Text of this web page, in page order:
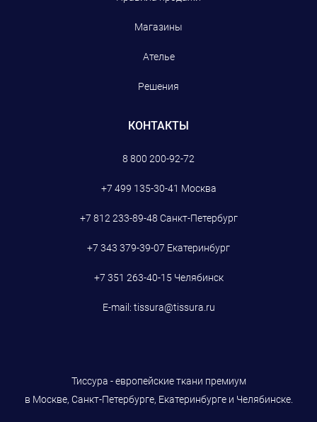
Магазины
Ателье
Решения
КОНТАКТЫ
8 800 200-92-72
+7 499 135-30-41 Москва
+7 812 233-89-48 Санкт-Петербург
+7 343 379-39-07 Екатеринбург
+7 351 263-40-15 Челябинск
E-mail: tissura@tissura.ru
Тиссура - европейские ткани премиум
в Москве, Санкт-Петербурге, Екатеринбурге и Челябинске.